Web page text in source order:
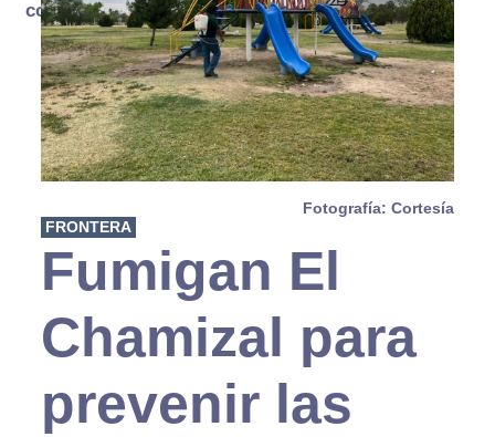
consume
Fotografía: Cortesía
FRONTERA
Fumigan El
Chamizal para
prevenir las